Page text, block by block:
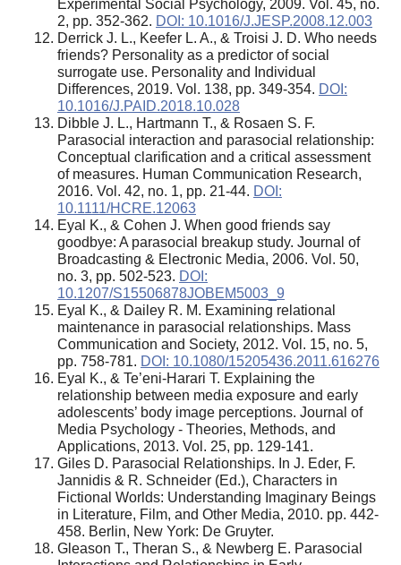
Experimental Social Psychology, 2009. Vol. 45, no.
2, pp. 352-362. DOI: 10.1016/J.JESP.2008.12.003
Derrick J. L., Keefer L. A., & Troisi J. D. Who needs
friends? Personality as a predictor of social
surrogate use. Personality and Individual
Differences, 2019. Vol. 138, pp. 349-354. DOI:
10.1016/J.PAID.2018.10.028
Dibble J. L., Hartmann T., & Rosaen S. F.
Parasocial interaction and parasocial relationship:
Conceptual clarification and a critical assessment
of measures. Human Communication Research,
2016. Vol. 42, no. 1, pp. 21-44. DOI:
10.1111/HCRE.12063
Eyal K., & Cohen J. When good friends say
goodbye: A parasocial breakup study. Journal of
Broadcasting & Electronic Media, 2006. Vol. 50,
no. 3, pp. 502-523. DOI:
10.1207/S15506878JOBEM5003_9
Eyal K., & Dailey R. M. Examining relational
maintenance in parasocial relationships. Mass
Communication and Society, 2012. Vol. 15, no. 5,
pp. 758-781. DOI: 10.1080/15205436.2011.616276
Eyal K., & Te’eni-Harari T. Explaining the
relationship between media exposure and early
adolescents’ body image perceptions. Journal of
Media Psychology - Theories, Methods, and
Applications, 2013. Vol. 25, pp. 129-141.
Giles D. Parasocial Relationships. In J. Eder, F.
Jannidis & R. Schneider (Ed.), Characters in
Fictional Worlds: Understanding Imaginary Beings
in Literature, Film, and Other Media, 2010. pp. 442-
458. Berlin, New York: De Gruyter.
Gleason T., Theran S., & Newberg E. Parasocial